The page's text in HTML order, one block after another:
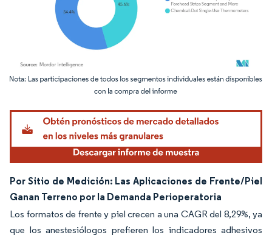
Imagen © Mordor Intelligence. El uso requiere atribución según CC BY 4.0.
Por Sitio de Medición: Las Aplicaciones de Frente/Piel
Ganan Terreno por la Demanda Perioperatoria
Los formatos de frente y piel crecen a una CAGR del 8,29%, ya
que los anestesiólogos prefieren los indicadores adhesivos